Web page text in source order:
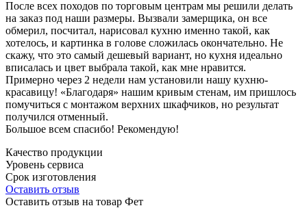
После всех походов по торговым центрам мы решили делать
на заказ под наши размеры. Вызвали замерщика, он все
обмерил, посчитал, нарисовал кухню именно такой, как
хотелось, и картинка в голове сложилась окончательно. Не
скажу, что это самый дешевый вариант, но кухня идеально
вписалась и цвет выбрала такой, как мне нравится.
Примерно через 2 недели нам установили нашу кухню-
красавицу! «Благодаря» нашим кривым стенам, им пришлось
помучиться с монтажом верхних шкафчиков, но результат
получился отменный.
Большое всем спасибо! Рекомендую!
Качество продукции
Уровень сервиса
Срок изготовления
Оставить отзыв
Оставить отзыв на товар Фет